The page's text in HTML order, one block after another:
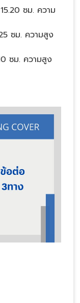
ซม. ความ
ซม. ความสูง
ซม. ความสูง